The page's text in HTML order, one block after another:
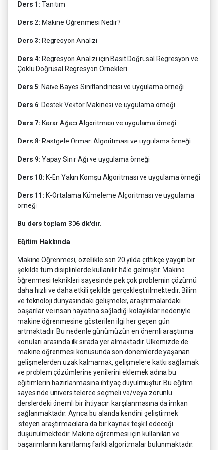
Ders 1: Tanıtım
Ders 2: Makine Öğrenmesi Nedir?
Ders 3: Regresyon Analizi
Ders 4: Regresyon Analizi için Basit Doğrusal Regresyon ve
Çoklu Doğrusal Regresyon Örnekleri
Ders 5: Naive Bayes Sınıflandırıcısı ve uygulama örneği
Ders 6: Destek Vektör Makinesi ve uygulama örneği
Ders 7: Karar Ağacı Algoritması ve uygulama örneği
Ders 8: Rastgele Orman Algoritması ve uygulama örneği
Ders 9: Yapay Sinir Ağı ve uygulama örneği
Ders 10: K-En Yakın Komşu Algoritması ve uygulama örneği
Ders 11: K-Ortalama Kümeleme Algoritması ve uygulama
örneği
Bu ders toplam 306 dk'dır.
Eğitim Hakkında
Makine Öğrenmesi, özellikle son 20 yılda gittikçe yaygın bir
şekilde tüm disiplinlerde kullanılır hâle gelmiştir. Makine
öğrenmesi teknikleri sayesinde pek çok problemin çözümü
daha hızlı ve daha etkili şekilde gerçekleştirilmektedir. Bilim
ve teknoloji dünyasındaki gelişmeler, araştırmalardaki
başarılar ve insan hayatına sağladığı kolaylıklar nedeniyle
makine öğrenmesine gösterilen ilgi her geçen gün
artmaktadır. Bu nedenle günümüzün en önemli araştırma
konuları arasında ilk sırada yer almaktadır. Ülkemizde de
makine öğrenmesi konusunda son dönemlerde yaşanan
gelişmelerden uzak kalmamak, gelişmelere katkı sağlamak
ve problem çözümlerine yenilerini eklemek adına bu
eğitimlerin hazırlanmasına ihtiyaç duyulmuştur. Bu eğitim
sayesinde üniversitelerde seçmeli ve/veya zorunlu
derslerdeki önemli bir ihtiyacın karşılanmasına da imkan
sağlanmaktadır. Ayrıca bu alanda kendini geliştirmek
isteyen araştırmacılara da bir kaynak teşkil edeceği
düşünülmektedir. Makine öğrenmesi için kullanılan ve
başarımlarını kanıtlamış farklı algoritmalar bulunmaktadır.